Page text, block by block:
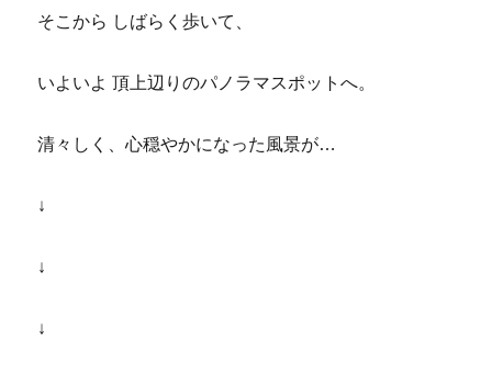
そこから しばらく歩いて、
いよいよ 頂上辺りのパノラマスポットへ。
清々しく、心穏やかになった風景が…
↓
↓
↓